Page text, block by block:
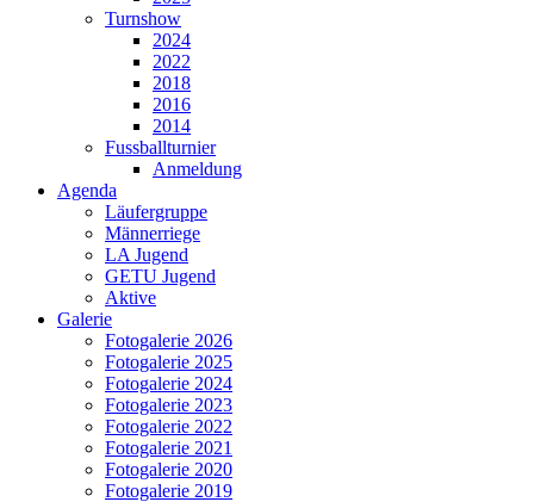
Turnshow
2024
2022
2018
2016
2014
Fussballturnier
Anmeldung
Agenda
Läufergruppe
Männerriege
LA Jugend
GETU Jugend
Aktive
Galerie
Fotogalerie 2026
Fotogalerie 2025
Fotogalerie 2024
Fotogalerie 2023
Fotogalerie 2022
Fotogalerie 2021
Fotogalerie 2020
Fotogalerie 2019